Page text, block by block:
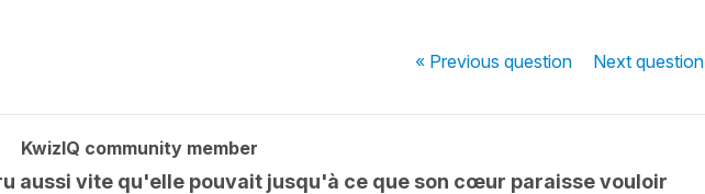
« Previousquestion Nextquestion
KwizIQ community member
aussi vite qu'elle pouvait jusqu'à ce que son cœur paraisse vouloir